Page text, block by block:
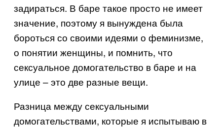
задираться. В баре такое просто не имеет
значение, поэтому я вынуждена была
бороться со своими идеями о феминизме,
о понятии женщины, и помнить, что
сексуальное домогательство в баре и на
улице – это две разные вещи.
Разница между сексуальными
домогательствами, которые я испытываю в